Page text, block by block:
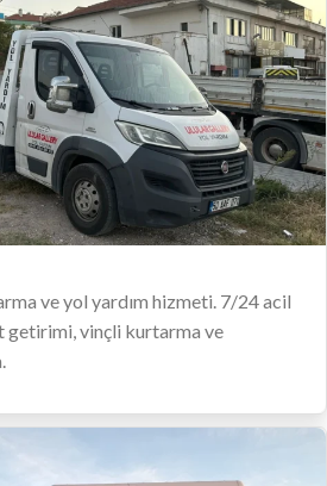
ve yol yardım hizmeti. 7/24 acil
getirimi, vinçli kurtarma ve